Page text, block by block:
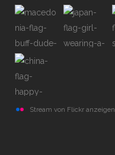
Stream von Flickr anzeigen